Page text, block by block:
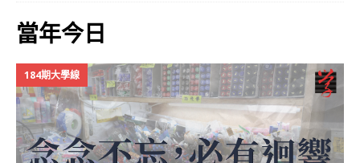
當年今日
184期大學線